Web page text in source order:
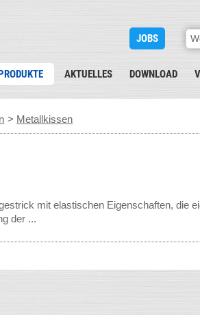
JOBS
AKTUELLES DOWNLOAD
> Metallkissen
mit elastischen Eigenschaften, die
der ...